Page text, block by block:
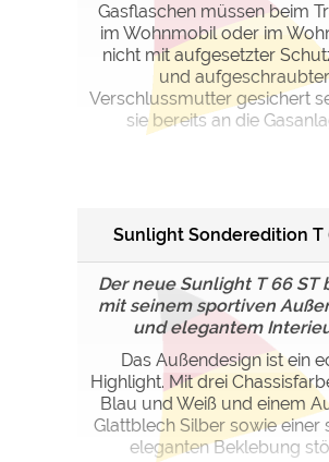
Gasflaschen müssen beim
im Wohnmobil oder im
nicht mit aufgesetzter
und aufgeschraubter
Verschlussmutter gesichert
sie bereits an die
Sunlight Sonderedition T
Der neue Sunlight T 66 ST
mit seinem sportiven
und elegantem
Das Außendesign ist ein
Highlight. Mit drei
Blau und Weiß und einem
Glattblech Silber sowie einer
eleganten Beklebung